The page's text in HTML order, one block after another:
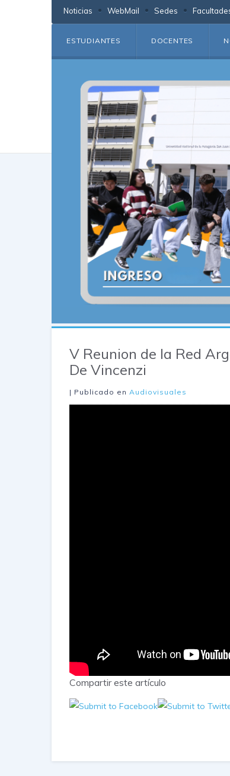
Noticias WebMail Sedes
ESTUDIANTES DOCENTES
V Reunion de la Red
De Vincenzi
| Publicado en Audiovisuales
Compartir este artículo